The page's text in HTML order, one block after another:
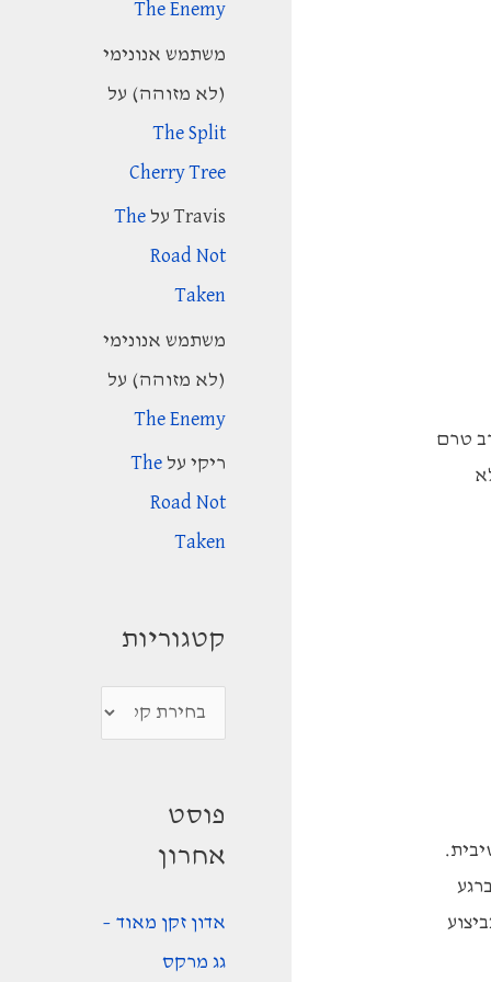
טרם
The Enemy
משתמש אנונימי
(לא מזוהה) על
The Split
Cherry Tree
Travisעל The
Road Not
Taken
משתמש אנונימי
(לא מזוהה) על
The Enemy
ריקי על The
Road Not
Taken
קטגוריות
ט
ו
ר
פוסט
אחרון
אדון זקן מאוד –
גג מרקס